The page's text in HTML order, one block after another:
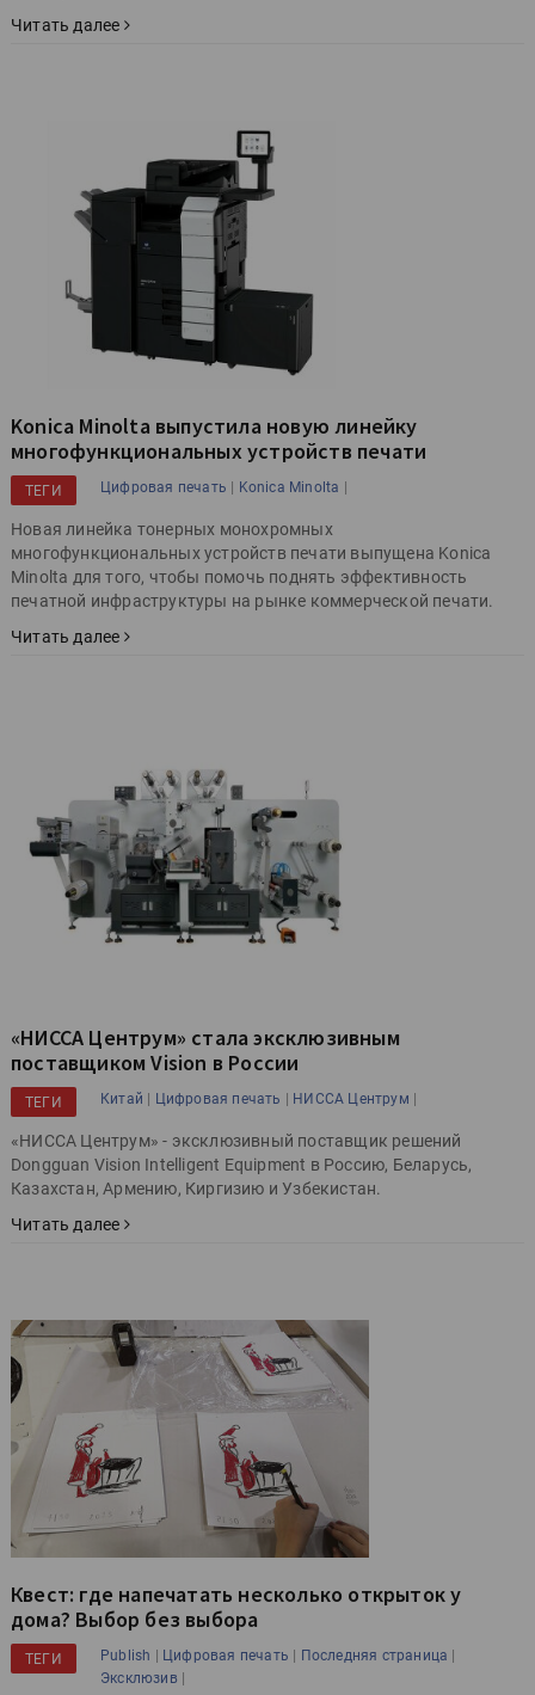
Читать далее
Konica Minolta выпустила новую линейку
многофункциональных устройств печати
ТЕГИ Цифровая печать | Konica Minolta |
Новая линейка тонерных монохромных
многофункциональных устройств печати выпущена Konica
Minolta для того, чтобы помочь поднять эффективность
печатной инфраструктуры на рынке коммерческой печати.
Читать далее
«НИССА Центрум» стала эксклюзивным
поставщиком Vision в России
ТЕГИ Китай | Цифровая печать | НИССА Центрум |
«НИССА Центрум» - эксклюзивный поставщик решений
Dongguan Vision Intelligent Equipment в Россию, Беларусь,
Казахстан, Армению, Киргизию и Узбекистан.
Читать далее
Квест: где напечатать несколько открыток у
дома? Выбор без выбора
ТЕГИ Publish | Цифровая печать | Последняя страница |
Эксклюзив |